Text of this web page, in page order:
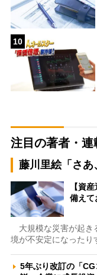
10
注目の著者・連
藤川里絵「さあ
【資
備え
大規模な災害が起き
境が不安定になったり
5年ぶり改訂の「